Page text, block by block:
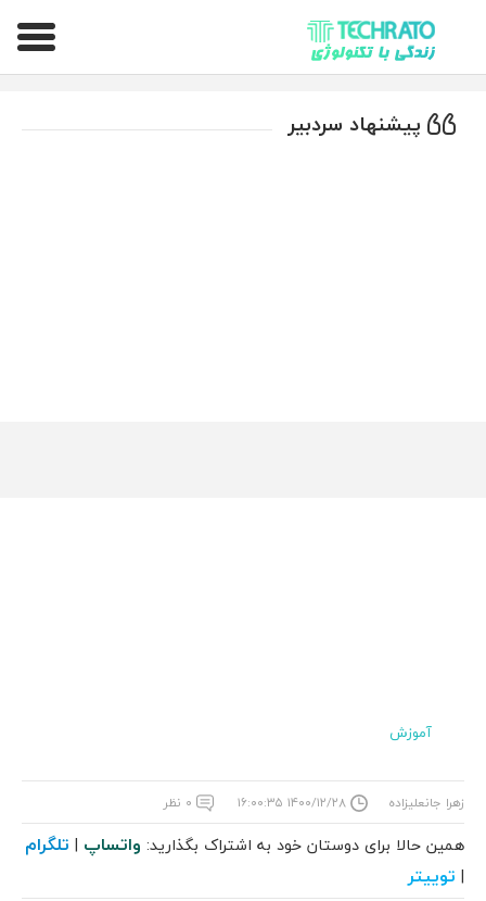
تکراتو – زندگی با تکنولوژی
پیشنهاد سردبیر
آموزش
زهرا جانعلیزاده ۱۴۰۰/۱۲/۲۸ ۱۶:۰۰:۳۵ ۰ نظر
همین حالا برای دوستان خود به اشتراک بگذارید: واتساپ | تلگرام
| توییتر